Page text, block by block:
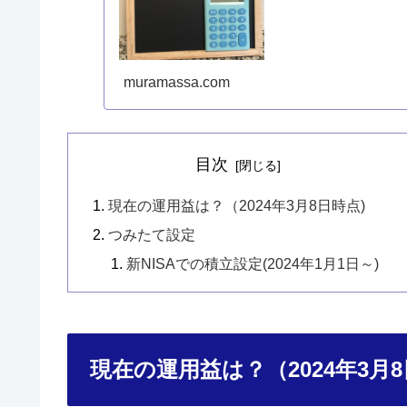
muramassa.com
目次
現在の運用益は？（2024年3月8日時点)
つみたて設定
新NISAでの積立設定(2024年1月1日～)
現在の運用益は？（2024年3月